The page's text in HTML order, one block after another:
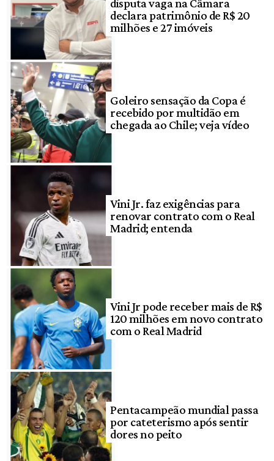
disputa vaga na Câmara
declara patrimônio de R$ 20
milhões e 27 imóveis
Goleiro sensação da Copa é
recebido por multidão em
chegada ao Chile; veja vídeo
Vini Jr. faz exigências para
renovar contrato com o Real
Madrid; entenda
Vini Jr pode receber mais de R$
120 milhões em novo contrato
com o Real Madrid
Pentacampeão mundial passa
por cateterismo após sentir
dores no peito